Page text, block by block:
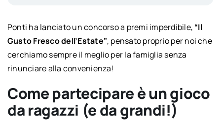
Ponti ha lanciato un concorso a premi imperdibile, “Il
Gusto Fresco dell’Estate”, pensato proprio per noi che
cerchiamo sempre il meglio per la famiglia senza
rinunciare alla convenienza!
Come partecipare è un gioco
da ragazzi (e da grandi!)